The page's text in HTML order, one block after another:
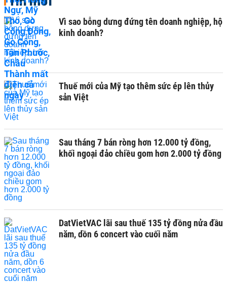
Vì sao bỗng dưng đứng tên doanh nghiệp, hộ
kinh doanh?
Thuế mới của Mỹ tạo thêm sức ép lên thủy
sản Việt
Sau tháng 7 bán ròng hơn 12.000 tỷ đồng,
khối ngoại đảo chiều gom hơn 2.000 tỷ đồng
DatVietVAC lãi sau thuế 135 tỷ đồng nửa đầu
năm, dồn 6 concert vào cuối năm